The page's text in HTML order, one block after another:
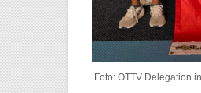
Foto: OTTV Delegation